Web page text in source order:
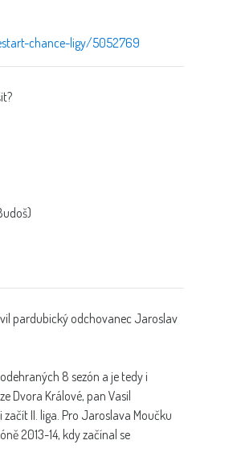
chance-ligy/5052769
pardubický odchovanec Jaroslav
8 sezón a je tedy i
Dvora Králové, pan Vasil
II. liga. Pro Jaroslava Moučku
2013-14, kdy začínal se